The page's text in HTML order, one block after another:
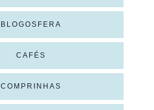
BLOGOSFERA
CAFÉS
COMPRINHAS